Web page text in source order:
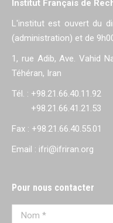
Institut Français de
L'institut est ouvert du
(administration) et de
1, rue Adib, Ave. Vahid
Téhéran, Iran
Tél. : +98.21.66.40.11.92
+98.21.66.41.21.53
Fax : +98.21.66.40.55.01
Email : ifri@ifriran.org
Pour nous contacter
Nom *